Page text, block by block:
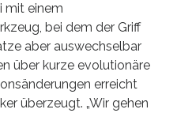
mit einem
bei dem der Griff
aber auswechselbar
über kurze evolutionäre
erreicht
überzeugt. „Wir gehen